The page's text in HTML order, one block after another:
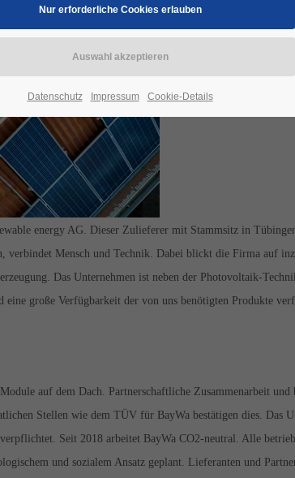
energy AG. Dieser Zulieferer mit Stammsitz in
verbindet Mensch und Technik. Dabei blickt die Firma auf
Das Unternehmen ist neben der Photovoltaik-
große Verfügbarkeit der von uns benötigten Produkte
auf dem Dach. Partnerschaftliche Zusammenarbeit
Stellen wie dem TÜV für BayWa bestätigen dies. Das
Seit 2018 arbeitet BayWa CO2-neutral. Alle
und sozialem Ansatz geplant. Lieferanten und
Datenschutz Impressum Cookie-Details